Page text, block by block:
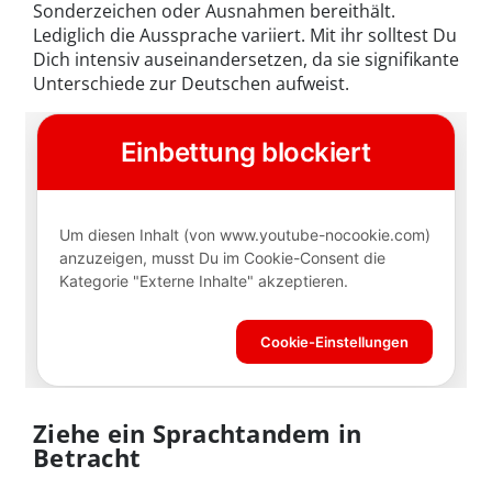
Sonderzeichen oder Ausnahmen bereithält.
Lediglich die Aussprache variiert. Mit ihr solltest Du
Dich intensiv auseinandersetzen, da sie signifikante
Unterschiede zur Deutschen aufweist.
Ziehe ein Sprachtandem in
Betracht